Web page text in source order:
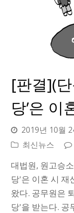
[판결](
당’은 이
2019년 10월
최신뉴스
대법원, 원고승
당'은 이혼 시 재
왔다. 공무원은
당'을 받는다. 공